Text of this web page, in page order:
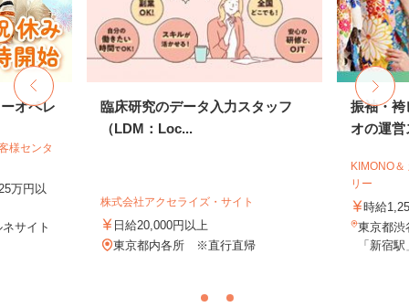
オペレ
様センタ
万円以
サイト
臨床研究のデータ入力スタッフ
（LDM：Loc...
株式会社アクセライズ・サイト
日給20,000円以上
東京都内各所 ※直行直帰
振袖・袴
オの運営
KIMONO
リー
時給
東京都渋
「新宿